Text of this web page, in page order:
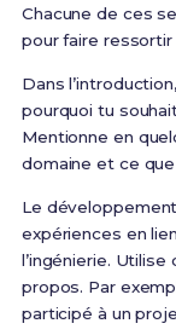
Chacune de ces
pour faire
Dans
pourquoi tu
Mentionne en
domaine et ce
Le
expériences en
l’ingénierie.
propos. Par
participé à un